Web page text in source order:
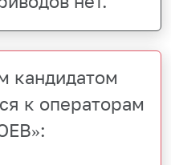
кандидатом
к операторам